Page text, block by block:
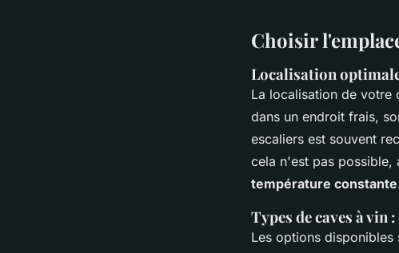
Choisir
Localisation
La localisation de votre
dans un endroit frais,
escaliers est souvent
cela n'est pas possible,
température constante
Types de caves à vin
Les options